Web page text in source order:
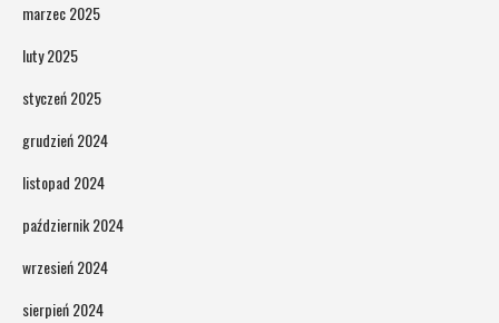
marzec 2025
luty 2025
styczeń 2025
grudzień 2024
listopad 2024
październik 2024
wrzesień 2024
sierpień 2024